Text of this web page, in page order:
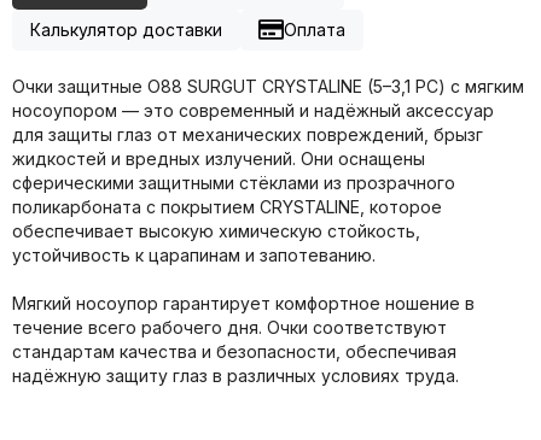
Калькулятор доставки
Оплата
Очки защитные О88 SURGUT CRYSTALINE (5–3,1 РС) с мягким
носоупором — это современный и надёжный аксессуар
для защиты глаз от механических повреждений, брызг
жидкостей и вредных излучений. Они оснащены
сферическими защитными стёклами из прозрачного
поликарбоната с покрытием CRYSTALINE, которое
обеспечивает высокую химическую стойкость,
устойчивость к царапинам и запотеванию.
Мягкий носоупор гарантирует комфортное ношение в
течение всего рабочего дня. Очки соответствуют
стандартам качества и безопасности, обеспечивая
надёжную защиту глаз в различных условиях труда.